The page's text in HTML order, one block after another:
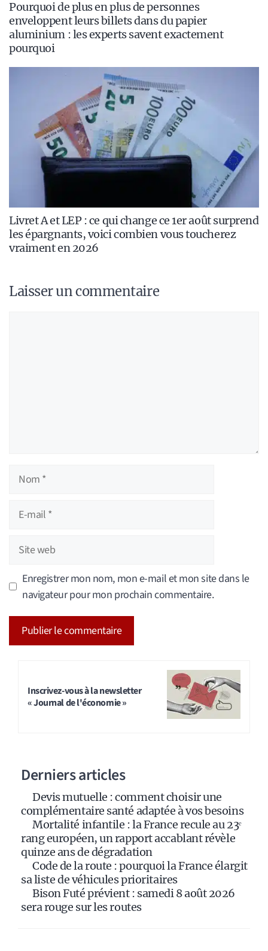
Pourquoi de plus en plus de personnes
enveloppent leurs billets dans du papier
aluminium : les experts savent exactement
pourquoi
Livret A et LEP : ce qui change ce 1er août surprend
les épargnants, voici combien vous toucherez
vraiment en 2026
Laisser un commentaire
Nom
Site
web
Enregistrer mon nom, mon e-mail et mon site dans le
navigateur pour mon prochain commentaire.
Inscrivez-vous à la newsletter
« Journal de l'économie »
Derniers articles
Devis mutuelle : comment choisir une
complémentaire santé adaptée à vos besoins
Mortalité infantile : la France recule au 23ᵉ
rang européen, un rapport accablant révèle
quinze ans de dégradation
Code de la route : pourquoi la France élargit
sa liste de véhicules prioritaires
Bison Futé prévient : samedi 8 août 2026
sera rouge sur les routes